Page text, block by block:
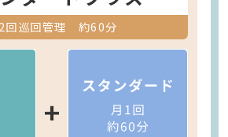
回巡回管理 約60分